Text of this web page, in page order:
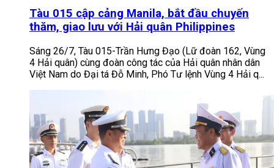
Tàu 015 cập cảng Manila, bắt đầu chuyến
thăm, giao lưu với Hải quân Philippines
Sáng 26/7, Tàu 015-Trần Hưng Đạo (Lữ đoàn 162, Vùng
4 Hải quân) cùng đoàn công tác của Hải quân nhân dân
Việt Nam do Đại tá Đỗ Minh, Phó Tư lệnh Vùng 4 Hải q...